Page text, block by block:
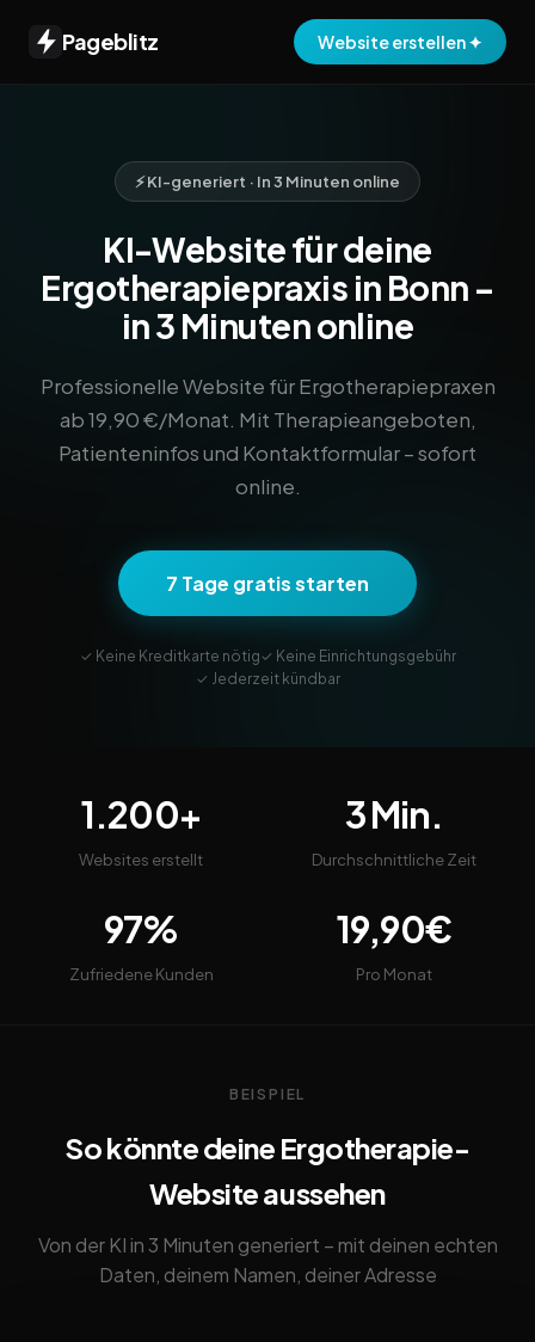
Pageblitz Website erstellen ✦
⚡ KI-generiert · In 3 Minuten online
KI-Website für deine
Ergotherapiepraxis in Bonn –
in 3 Minuten online
Professionelle Website für Ergotherapiepraxen
ab 19,90 €/Monat. Mit Therapieangeboten,
Patienteninfos und Kontaktformular – sofort
online.
7 Tage gratis starten
✓ Keine Kreditkarte nötig✓ Keine Einrichtungsgebühr
✓ Jederzeit kündbar
1.200+
Websites erstellt
3 Min.
Durchschnittliche Zeit
97%
Zufriedene Kunden
19,90€
Pro Monat
BEISPIEL
So könnte deine Ergotherapie-
Website aussehen
Von der KI in 3 Minuten generiert – mit deinen echten
Daten, deinem Namen, deiner Adresse